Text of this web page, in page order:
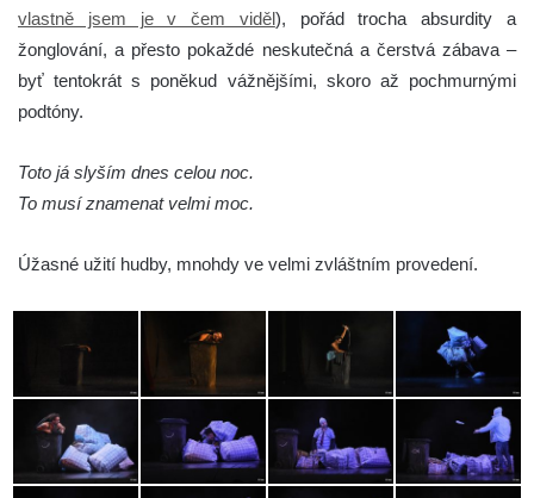
vlastně jsem je v čem viděl), pořád trocha absurdity a
žonglování, a přesto pokaždé neskutečná a čerstvá zábava –
byť tentokrát s poněkud vážnějšími, skoro až pochmurnými
podtóny.
Toto já slyším dnes celou noc.
To musí znamenat velmi moc.
Úžasné užití hudby, mnohdy ve velmi zvláštním provedení.